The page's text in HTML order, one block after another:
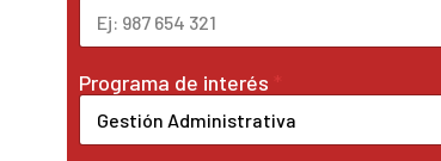
Programa de interés *